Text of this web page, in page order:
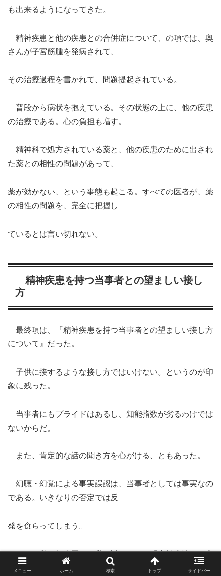
も出来るようになってきた。
精神疾患と他の疾患との合併症について、の項では、奥
さんが子宮筋腫を発病されて、
その治療過程を書かれて、問題提起されている。
普段から病状を抱えている。その状態の上に、他の疾患
の治療である。心の負担も増す。
精神科で処方されている薬と、他の疾患のために出され
た薬との相性の問題があって、
薬が効かない、という事態も起こる。すべての医者が、薬
の相性の問題を、完全に把握し
ているとは言い切れない。
精神疾患を持つ当事者との望ましい接し
方
最終項は、『精神疾患を持つ当事者との望ましい接し方
について』だった。
子供に接するような接し方ではいけない。というのが印
象に残った。
当事者にもプライドはあるし、知能指数が劣るわけでは
ないからだ。
また、肯定的な話の聞き方を心がける、ともあった。
幻聴・幻覚による事実誤認は、当事者としては事実なの
である。いきなりの否定では反
発を食らってしまう。
また、私の担当医も、私に対しては、「支持療法」を実
践している。真面目で自発的に
メニュー ホーム 検索 トップ サイドバー